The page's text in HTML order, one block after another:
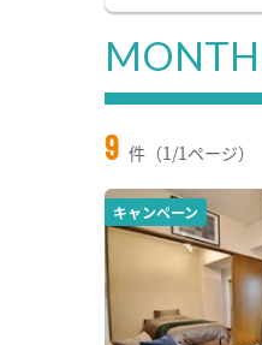
9 件（1/1ページ）
キャンペーン